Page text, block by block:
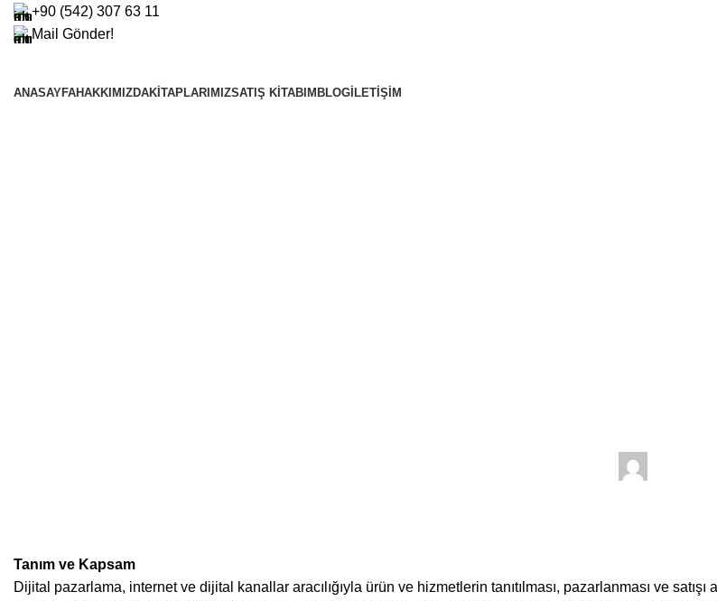
+90 (542) 307 63 11
Mail Gönder!
ANASAYFAHAKKIMIZDAKITAPLARIMIZSATIŞ KITABIM BLOG İLETIŞIM
Tanım ve Kapsam
Dijital pazarlama, internet ve dijital kanallar aracılığıyla ürün ve hizmetlerin tanıtılması, pazarlanması ve